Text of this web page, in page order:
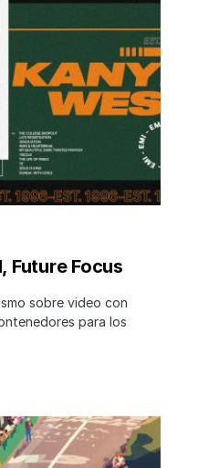
Future Focus
sobre video con
para los